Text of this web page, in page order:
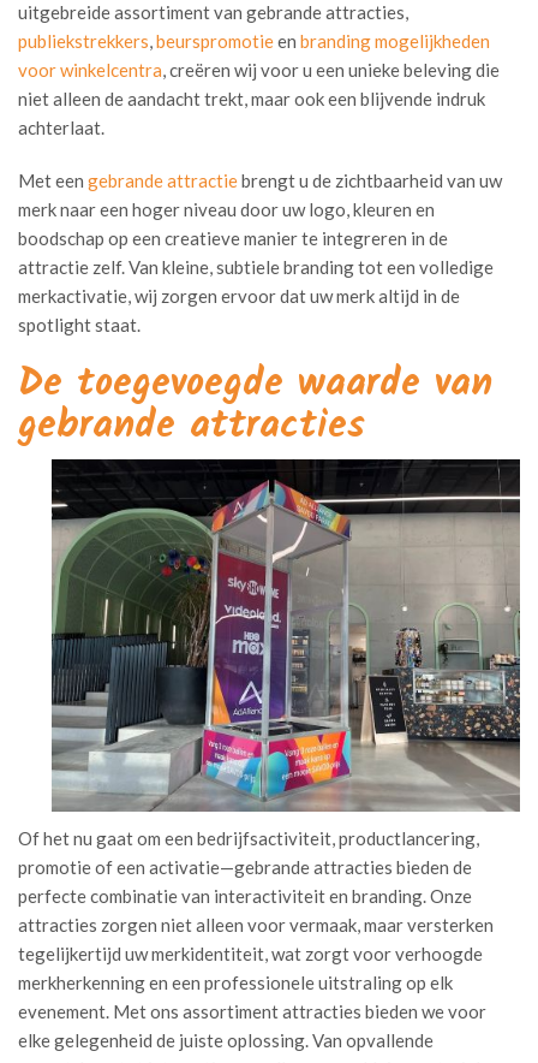
uitgebreide assortiment van gebrande attracties,
publiekstrekkers,beurspromotieen branding mogelijkheden
voor winkelcentra, creëren wij voor u een unieke beleving die
niet alleen de aandacht trekt, maar ook een blijvende indruk
achterlaat.
Met een gebrande attractiebrengt u de zichtbaarheid van uw
merk naar een hoger niveau door uw logo, kleuren en
boodschap op een creatieve manier te integreren in de
attractie zelf. Van kleine, subtiele branding tot een volledige
merkactivatie, wij zorgen ervoor dat uw merk altijd in de
spotlight staat.
De toegevoegde waarde van
gebrande attracties
Of het nu gaat om een bedrijfsactiviteit, productlancering,
promotie of een activatie—gebrande attracties bieden de
perfecte combinatie van interactiviteit en branding. Onze
attracties zorgen niet alleen voor vermaak, maar versterken
tegelijkertijd uw merkidentiteit, wat zorgt voor verhoogde
merkherkenning en een professionele uitstraling op elk
evenement. Met ons assortiment attracties bieden we voor
elke gelegenheid de juiste oplossing. Van opvallende